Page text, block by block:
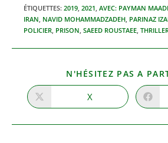
ÉTIQUETTES: 2019, 2021, AVEC: PAYMAN MAADI
IRAN, NAVID MOHAMMADZADEH, PARINAZ
POLICIER, PRISON, SAEED ROUSTAEE,
N'HÉSITEZ PAS A
Ouvrir
dans
autre
X